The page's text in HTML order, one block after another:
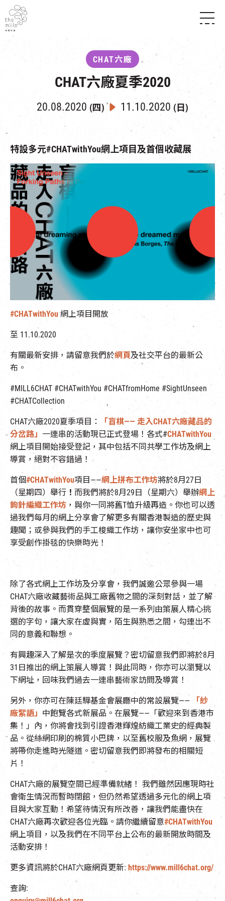
媒體中心
所有活動
世界之約
導賞團
體驗
景點
走進南豐紗廠
南豐作坊
其他體驗
到訪我們
開放時間及位置
穿梭巴士服務
停車場
NF TOUCH
簡
CHAT六廠
CHAT六廠夏季2020
20.08.2020 (四) 11.10.2020 (日)
特設多元#CHATwithYou網上項目及首個收藏展
#CHATwithYou 網上項目開放
至 11.10.2020
有關最新安排，請留意我們於網頁及社交平台的最新公
布。
#MILL6CHAT #CHATwithYou #CHATfromHome #SightUnseen
#CHATCollection
CHAT六廠2020夏季項目：
「盲棋—— 走入CHAT六廠藏品的
分岔路」 一連串的活動現已正式登場！各式#CHATwithYou
網上項目開始接受登記，其中包括不同共學工作坊及網上
導賞，絕對不容錯過！
首個#CHATwithYou項目——網上拼布工作坊將於8月27日
（星期四）舉行 ！ 而我們將於8月29日（星期六）舉辦網上
鉤針編織工作坊 ，與你一同將舊T恤升級再造。你也可以透
過我們每月的網上分享會了解更多有關香港製造的歷史與
趣聞；或參與我們的手工梭織工作坊，讓你安坐家中也可
享受創作掛毯的快樂時光！
除了各式網上工作坊及分享會，我們誠邀公眾參與一場
CHAT六廠收藏藝術品與工廠舊物之間的深刻對話，並了解
背後的故事。而貫穿整個展覽的是一系列由策展人精心挑
選的字句，讓大家在虛與實，陌生與熟悉之間，勾連出不
同的意義和聯想。
有興趣深入了解是次的季度展覽？密切留意我們即將於8月
31日推出的網上策展人導賞！與此同時，你亦可以瀏覽以
下網址，回味我們過去一連串藝術家訪問及導賞！
另外，你亦可在陳廷驊基金會展廳中的常設展覽——
「紗
廠絮語」 中飽覽各式新展品。在展覽——「歡迎來到香港市
集！」內，你將會找到引證香港輝煌紡織工業史的經典製
品。從絲網印刷的棉質小巴牌，以至舊校服及魚網，展覽
將帶你走進時光隧道。密切留意我們即將發布的相關短
片！
CHAT六廠的展覽空間已經準備就緒！ 我們雖然因應現時社
會衛生情況而暫時閉館，但仍然希望透過多元化的網上項
目與大家互動！希望待情況有所改善，讓我們能盡快在
CHAT六廠再次歡迎各位光臨。請你繼續留意#CHATwithYou
網上項目，以及我們在不同平台上公布的最新開放時間及
活動安排！
更多資訊將於CHAT六廠網頁更新: https://www.mill6chat.org/
查詢: